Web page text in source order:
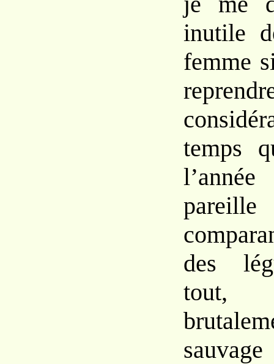
inutile
femme
temps
des
tout,
sau